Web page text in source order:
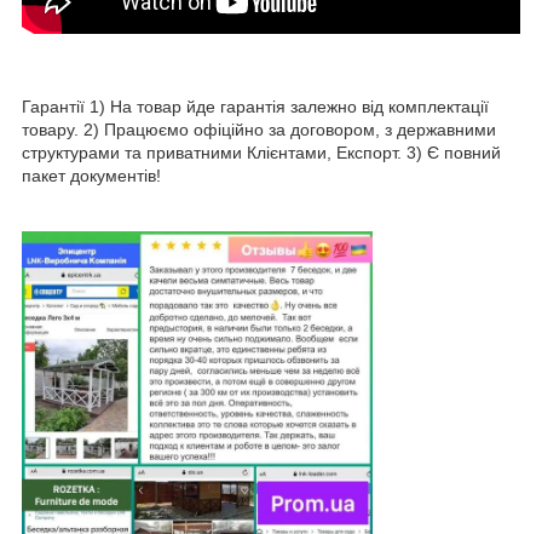
Гарантії 1) На товар йде гарантія залежно від комплектації
товару. 2) Працюємо офіційно за договором, з державними
структурами та приватними Клієнтами, Експорт. 3) Є повний
пакет документів!